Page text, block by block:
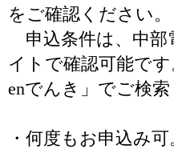
をご確認ください。
申込条件は、中部
イトで確認可能で
enでんき」でご検索
・何度もお申込み可